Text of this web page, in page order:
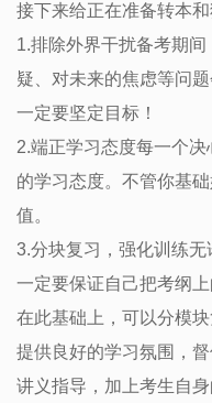
接下来给正在准备转本
1.排除外界干扰备考期
疑、对未来的焦虑等问
一定要坚定目标！
2.端正学习态度每一个
的学习态度。不管你基
值。
3.分块复习，强化训练
一定要保证自己把考纲
在此基础上，可以分模
提供良好的学习氛围，
讲义指导，加上考生自